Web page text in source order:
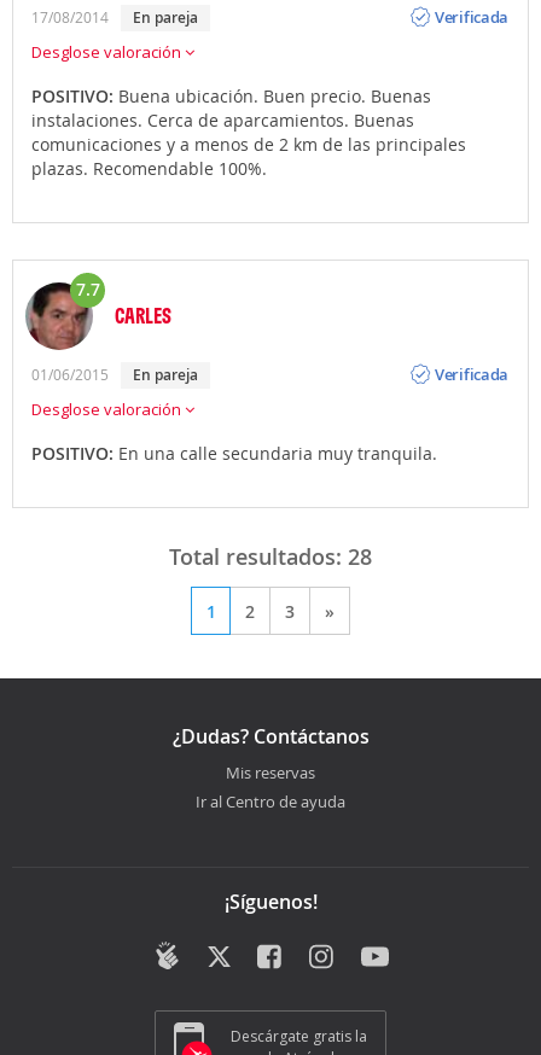
17/08/2014 en pareja
Verificada
Desglose valoración
POSITIVO: Buena ubicación. Buen precio. Buenas
instalaciones. Cerca de aparcamientos. Buenas
comunicaciones y a menos de 2 km de las principales
plazas. Recomendable 100%.
7.7
CARLES
01/06/2015 en pareja
Verificada
Desglose valoración
POSITIVO: En una calle secundaria muy tranquila.
Total resultados: 28
1 2 3 »
¿Dudas? Contáctanos
Mis reservas
Ir al Centro de ayuda
¡Síguenos!
Descárgate gratis la